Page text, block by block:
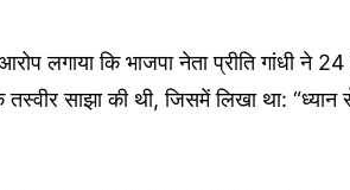
लगाया कि भाजपा नेता प्रीति गांधी ने
साझा की थी, जिसमें लिखा था: